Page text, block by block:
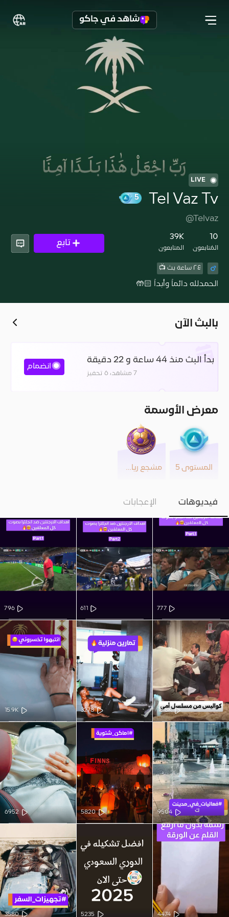
شاهد في جاكو
LIVE
Tel Vaz Tv
@Telvaz
10
المُتابعون
39K
المتابعون
تابع
٢٤ ساعة بث 📺
الحمدلله دائماً وأبداً 🤲🏻
بالبث الآن
بدأ البث منذ 44 ساعة و 22 دقيقة
7 مشاهد، 6 تحفيز
انضمام
معرض الأوسمة
المستوى 5 مشجع رياضي
فيديوهات الإعجابات
777
611
796
18.8K
3278
15.9K
9504
5820
6952
4474
5235
3580